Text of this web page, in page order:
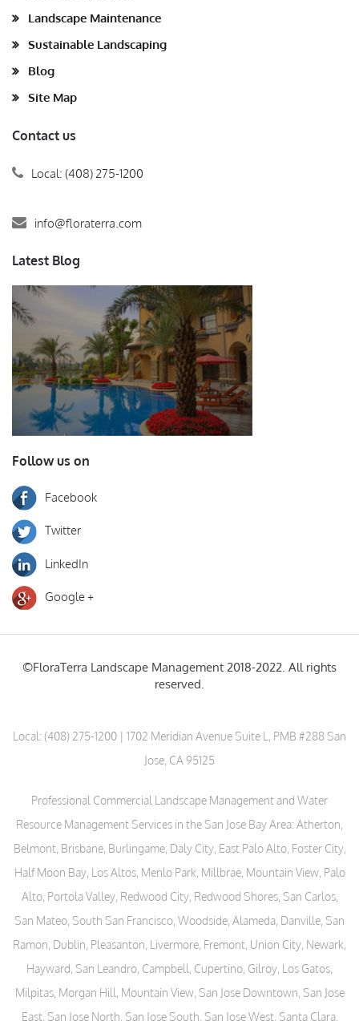
Landscape Maintenance
Sustainable Landscaping
Blog
Site Map
Contact us
Local: (408) 275-1200
info@floraterra.com
Latest Blog
Follow us on
Facebook
Twitter
LinkedIn
Google +
©FloraTerra Landscape Management 2018-2022. All rights
reserved.
Local:(408) 275-1200 | 1702 Meridian Avenue Suite L, PMB #288 San
Jose, CA 95125
Professional Commercial Landscape Management and Water
Resource Management Services in the San Jose Bay Area: Atherton,
Belmont, Brisbane, Burlingame, Daly City, East Palo Alto, Foster City,
Half Moon Bay, Los Altos, Menlo Park, Millbrae, Mountain View, Palo
Alto, Portola Valley, Redwood City, Redwood Shores, San Carlos,
San Mateo, South San Francisco, Woodside, Alameda, Danville, San
Ramon, Dublin, Pleasanton, Livermore, Fremont, Union City, Newark,
Hayward, San Leandro, Campbell, Cupertino, Gilroy, Los Gatos,
Milpitas, Morgan Hill, Mountain View, San Jose Downtown, San Jose
East, San Jose North, San Jose South, San Jose West, Santa Clara,